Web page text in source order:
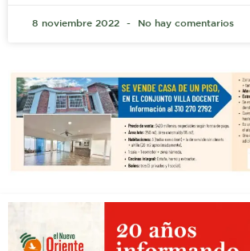
8 noviembre 2022 No hay comentarios